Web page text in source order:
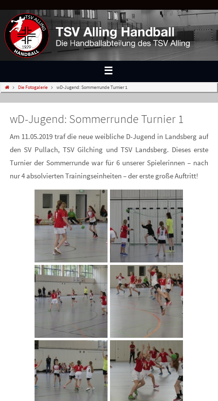
Die Fotogalerie wD-Jugend: Sommerrunde Turnier 1
wD-Jugend: Sommerrunde Turnier 1
Am 11.05.2019 traf die neue weibliche D-Jugend in Landsberg auf
den SV Pullach, TSV Gilching und TSV Landsberg. Dieses erste
Turnier der Sommerrunde war für 6 unserer Spielerinnen – nach
nur 4 absolvierten Trainingseinheiten – der erste große Auftritt!